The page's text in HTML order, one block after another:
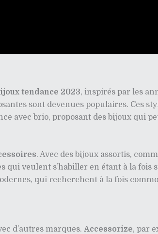
tendance 2023, inspirés par les
sont devenues populaires. Ces
avec brio, proposant des bijoux qui
. Avec des bijoux assortis,
qui veulent s’habiller en étant à la fois
qui recherchent à la fois
d’autres marques. Accessorize, par